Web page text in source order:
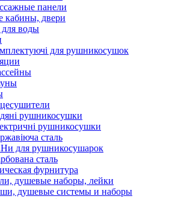
панели
кабины, двери
воды
для рушникосушок
рушникосушки
рушникосушки
сталь
для рушникосушарок
сталь
фурнитура
душевые наборы, лейки
душевые системы и наборы